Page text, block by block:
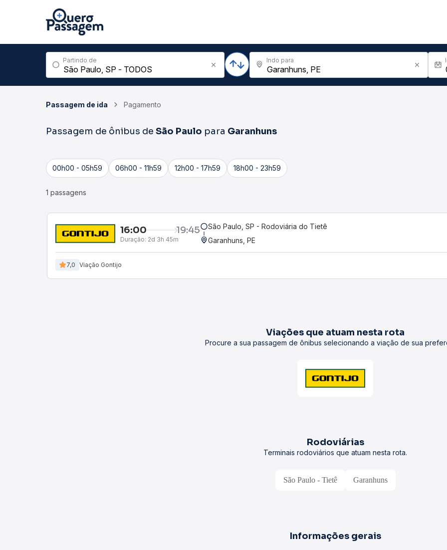
Partindo de Indo para
Passagem de ida Pagamento
Passagem de ônibus de São Paulo para Garanhuns
00h00 - 05h59 06h00 - 11h59 12h00 - 17h59 18h00 - 23h59
1 passagens
16:00 19:45
Duração: 2d 3h 45m
São Paulo, SP - Rodoviária do Tietê
Garanhuns, PE
7,0 Viação Gontijo
Viações que atuam nesta rota
Procure a sua passagem de ônibus selecionando a viação de sua
Rodoviárias
Terminais rodoviários que atuam nesta rota.
São Paulo - Tietê Garanhuns
Informações gerais